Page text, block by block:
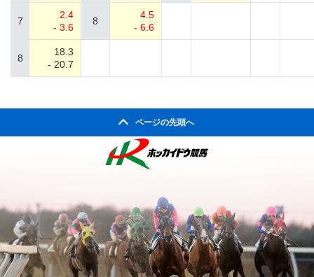
7
2.4
- 3.6
8
4.5
- 6.6
8
18.3
- 20.7
ページの先頭へ